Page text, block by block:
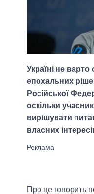
Україні не варто
епохальних
Російської
оскільки
вирішувати
власних
Про це говорить